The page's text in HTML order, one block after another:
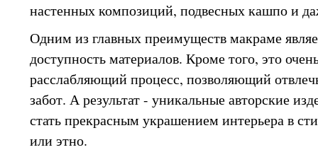
настенных композиций, подвесных кашпо и
Одним из главных преимуществ макраме
доступность материалов. Кроме того, это
расслабляющий процесс, позволяющий
забот. А результат - уникальные авторские
стать прекрасным украшением интерьера в
или этно.